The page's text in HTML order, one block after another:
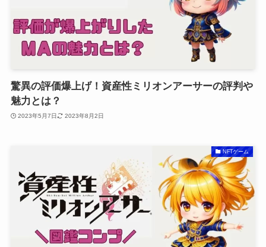
驚異の評価爆上げ！資産性ミリオンアーサーの評判や
魅力とは？
2023年5月7日 2023年8月2日
NFTゲーム